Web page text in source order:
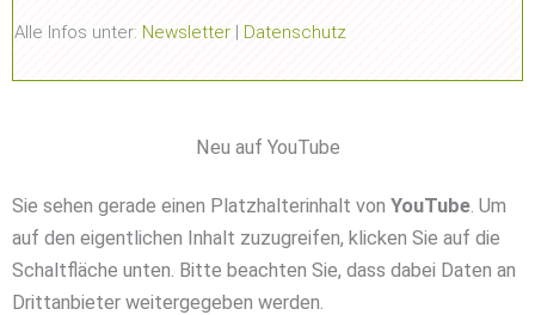
Alle Infos unter: Newsletter | Datenschutz
Neu auf YouTube
Sie sehen gerade einen Platzhalterinhalt von YouTube. Um
auf den eigentlichen Inhalt zuzugreifen, klicken Sie auf die
Schaltfläche unten. Bitte beachten Sie, dass dabei Daten an
Drittanbieter weitergegeben werden.